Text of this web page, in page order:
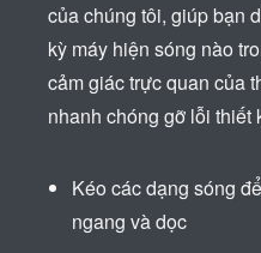
của chúng tôi, giúp bạn
kỳ máy hiện sóng nào
cảm giác trực quan của
nhanh chóng gỡ lỗi thiết
Kéo các dạng sóng
ngang và dọc